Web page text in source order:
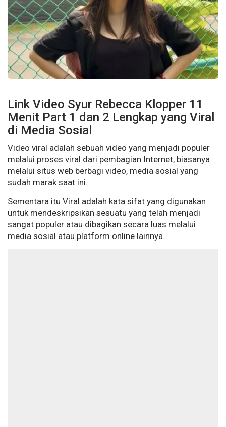
--
Link Video Syur Rebecca Klopper 11
Menit Part 1 dan 2 Lengkap yang Viral
di Media Sosial
Video viral adalah sebuah video yang menjadi populer
melalui proses viral dari pembagian Internet, biasanya
melalui situs web berbagi video, media sosial yang
sudah marak saat ini.
Sementara itu Viral adalah kata sifat yang digunakan
untuk mendeskripsikan sesuatu yang telah menjadi
sangat populer atau dibagikan secara luas melalui
media sosial atau platform online lainnya.